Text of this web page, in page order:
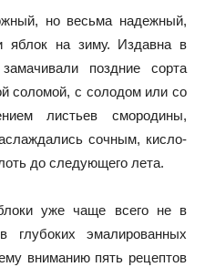
но весьма надежный,
яблок на зиму. Издавна в
поздние сорта
соломой, с солодом или со
листьев смородины,
сочным, кисло-
до следующего лета.
уже чаще всего не в
эмалированных
вниманию пять рецептов